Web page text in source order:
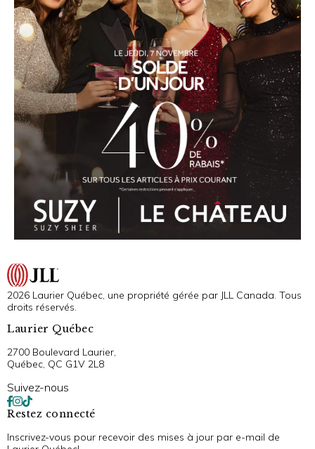
2026 Laurier Québec, une propriété gérée par JLL Canada. Tous
droits réservés.
Laurier Québec
2700 Boulevard Laurier,
Québec, QC G1V 2L8
Suivez-nous
Restez connecté
Inscrivez-vous pour recevoir des mises à jour par e-mail de